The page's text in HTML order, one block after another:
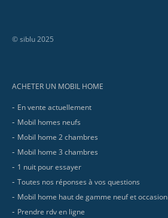
© siblu 2025
ACHETER UN MOBIL HOME
En vente actuellement
Mobil homes neufs
Mobil home 2 chambres
Mobil home 3 chambres
1 nuit pour essayer
Toutes nos réponses à vos questions
Mobil home haut de gamme neuf et occasion
Prendre rdv en ligne